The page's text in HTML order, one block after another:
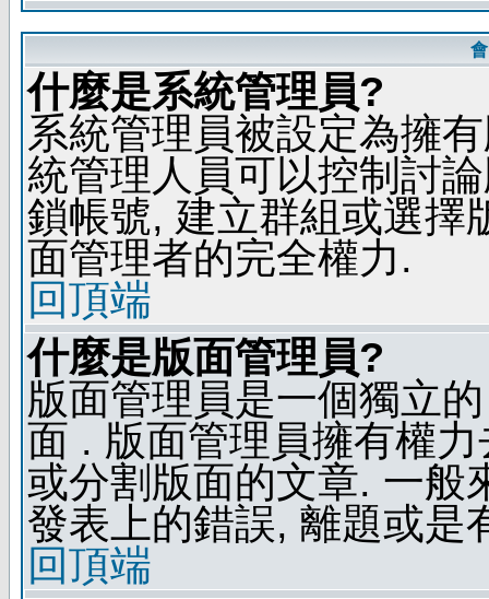
什麼是系統管理員?
系統管理員被設定為擁
統管理人員可以控制討
鎖帳號, 建立群組或選擇
面管理者的完全權力.
回頂端
什麼是版面管理員?
版面管理員是一個獨立
面 . 版面管理員擁有權
或分割版面的文章. 一般
發表上的錯誤, 離題或是
回頂端